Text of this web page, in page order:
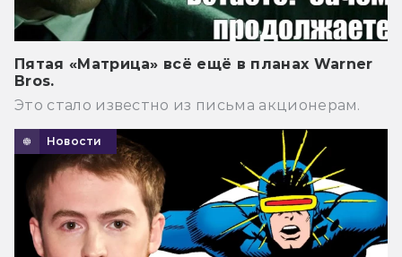
Пятая «Матрица» всё ещё в планах Warner
Bros.
Это стало известно из письма акционерам.
Новости